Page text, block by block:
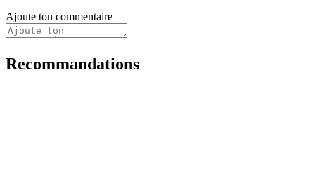
Ajoute ton commentaire
Recommandations